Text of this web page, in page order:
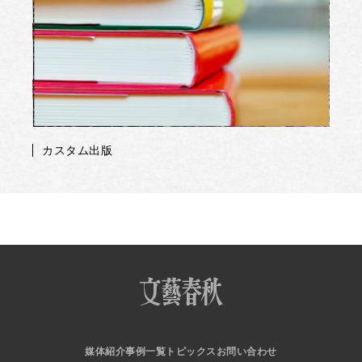
カスタム出版
媒体紹介事例一覧 トピックス お問い合わせ